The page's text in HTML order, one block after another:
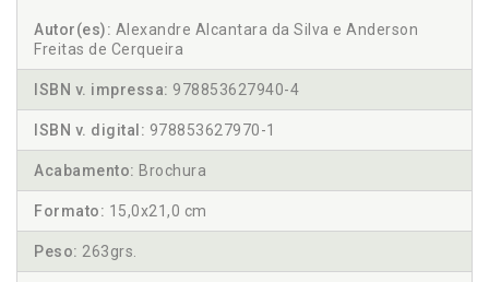
Autor(es): Alexandre Alcantara da Silva e Anderson
Freitas de Cerqueira
ISBN v. impressa: 978853627940-4
ISBN v. digital: 978853627970-1
Acabamento: Brochura
Formato: 15,0x21,0 cm
Peso: 263grs.